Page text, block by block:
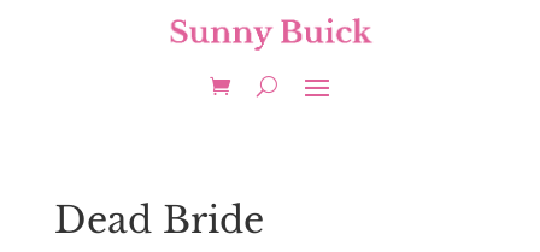
Dead Bride